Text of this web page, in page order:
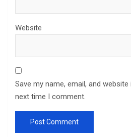
Website
Save my name, email, and
next time I comment.